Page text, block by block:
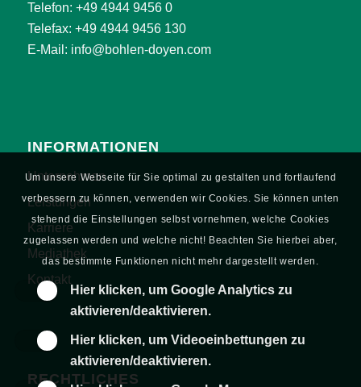
Telefon: +49 4944 9456 0
Telefax: +49 4944 9456 130
E-Mail: info@bohlen-doyen.com
INFORMATIONEN
Unternehmen
Leistungen
Karriere
Mediathek
Kontakt
RECHTLICHES
Um unsere Webseite für Sie optimal zu gestalten und fortlaufend
verbessern zu können, verwenden wir Cookies. Sie können unten
stehend die Einstellungen selbst vornehmen, welche Cookies
zugelassen werden und welche nicht! Beachten Sie hierbei aber,
das bestimmte Funktionen nicht mehr dargestellt werden.
Hier klicken, um Google Analytics zu
aktivieren/deaktivieren.
Hier klicken, um Videoeinbettungen zu
aktivieren/deaktivieren.